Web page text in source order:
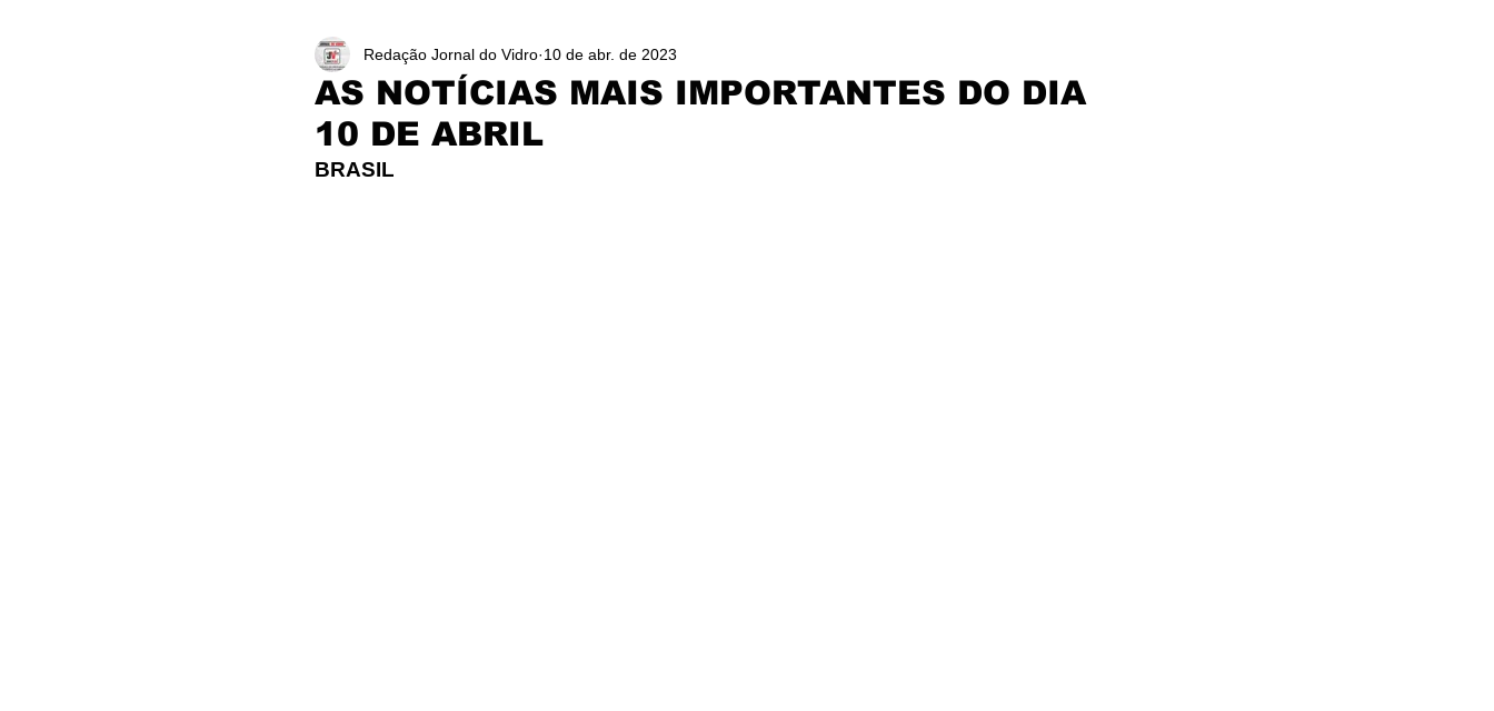
AS NOTÍCIAS MAIS IMPORTANTES DO DIA
10 DE ABRIL
Redação Jornal do Vidro 10 de abr. de 2023
BRASIL